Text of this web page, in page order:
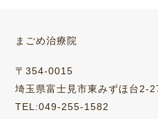
まごめ治療院
〒354-0015
埼玉県富士見市東みずほ台2-
TEL:049-255-1582